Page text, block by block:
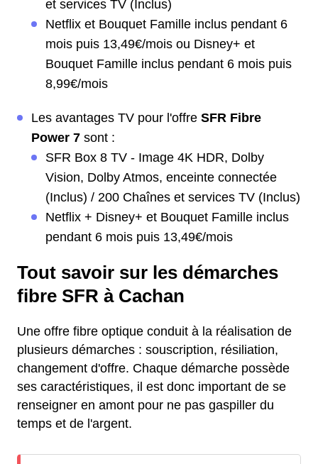
et services TV (Inclus)
Netflix et Bouquet Famille inclus pendant 6
mois puis 13,49€/mois ou Disney+ et
Bouquet Famille inclus pendant 6 mois puis
8,99€/mois
Les avantages TV pour l'offre SFR Fibre
Power 7 sont :
SFR Box 8 TV - Image 4K HDR, Dolby
Vision, Dolby Atmos, enceinte connectée
(Inclus) / 200 Chaînes et services TV (Inclus)
Netflix + Disney+ et Bouquet Famille inclus
pendant 6 mois puis 13,49€/mois
Tout savoir sur les démarches
fibre SFR à Cachan
Une offre fibre optique conduit à la réalisation de
plusieurs démarches : souscription, résiliation,
changement d'offre. Chaque démarche possède
ses caractéristiques, il est donc important de se
renseigner en amont pour ne pas gaspiller du
temps et de l'argent.